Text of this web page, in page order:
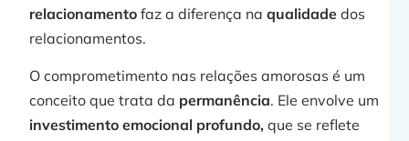
relacionamento faz a diferença naqualidade dos
relacionamentos.
O comprometimento nas relações amorosas é um
conceito que trata da permanência. Ele envolve um
investimento emocional profundo, que se reflete